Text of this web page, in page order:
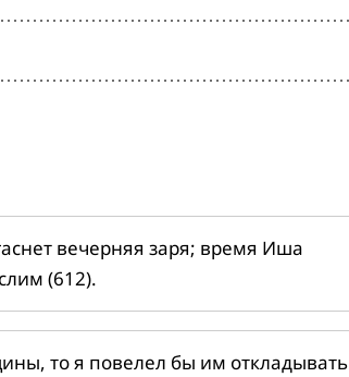
вечерняя заря; время Иша
(612).
то я повелел бы им откладывать